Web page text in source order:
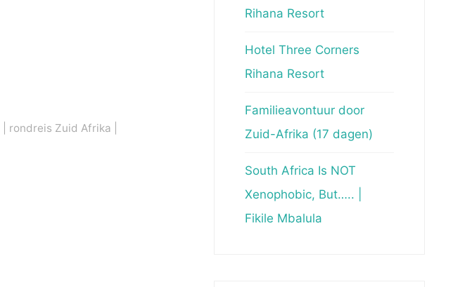
rondreis Zuid Afrika
Rihana Resort
Hotel Three Corners
Rihana Resort
Familieavontuur door
Zuid-Afrika (17 dagen)
South Africa Is NOT
Xenophobic, But….. |
Fikile Mbalula